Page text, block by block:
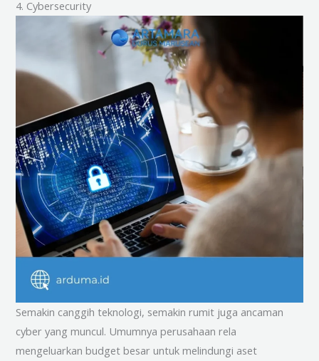
4. Cybersecurity
Semakin canggih teknologi, semakin rumit juga ancaman
cyber yang muncul. Umumnya perusahaan rela
mengeluarkan budget besar untuk melindungi aset